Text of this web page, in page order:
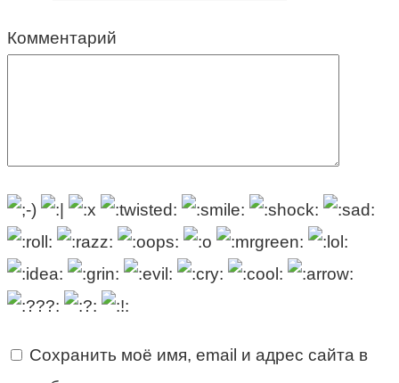
Комментарий
Сохранить моё имя, email и адрес сайта в